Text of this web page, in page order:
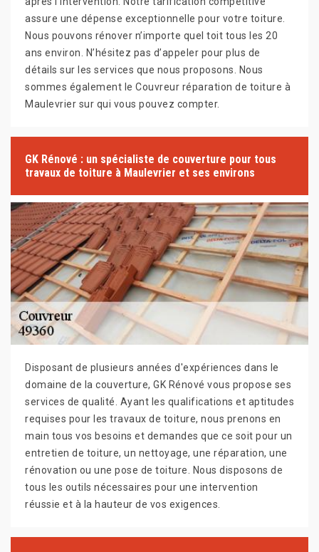
assure une dépense exceptionnelle pour votre toiture.
Nous pouvons rénover n’importe quel toit tous les 20
ans environ. N’hésitez pas d’appeler pour plus de
détails sur les services que nous proposons. Nous
sommes également le Couvreur réparation de toiture à
Maulevrier sur qui vous pouvez compter.
GK Rénové : un spécialiste de couverture pour tous
travaux de toiture à Maulevrier et ses environs
Disposant de plusieurs années d'expériences dans le
domaine de la couverture, GK Rénové vous propose ses
services de qualité. Ayant les qualifications et aptitudes
requises pour les travaux de toiture, nous prenons en
main tous vos besoins et demandes que ce soit pour un
entretien de toiture, un nettoyage, une réparation, une
rénovation ou une pose de toiture. Nous disposons de
tous les outils nécessaires pour une intervention
réussie et à la hauteur de vos exigences.